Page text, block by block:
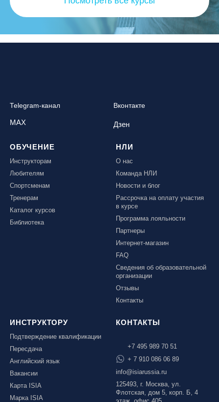
Telegram-канал Вконтакте
MAX Дзен
ОБУЧЕНИЕ
Инструкторам
Любителям
Спортсменам
Тренерам
Каталог курсов
Библиотека
НЛИ
О нас
Команда НЛИ
Новости и блог
Рассрочка на оплату участия
в курсе
Программа лояльности
Партнеры
Интернет-магазин
FAQ
Сведения об образовательной
организации
Отзывы
Контакты
ИНСТРУКТОРУ
Подтверждение квалификации
Пересдача
Английский язык
Вакансии
Карта ISIA
Марка ISIA
КОНТАКТЫ
+7 495 989 70 51
+ 7 910 086 06 89
info@isiarussia.ru
125493, г. Москва, ул.
Флотская, дом 5, корп. Б, 4